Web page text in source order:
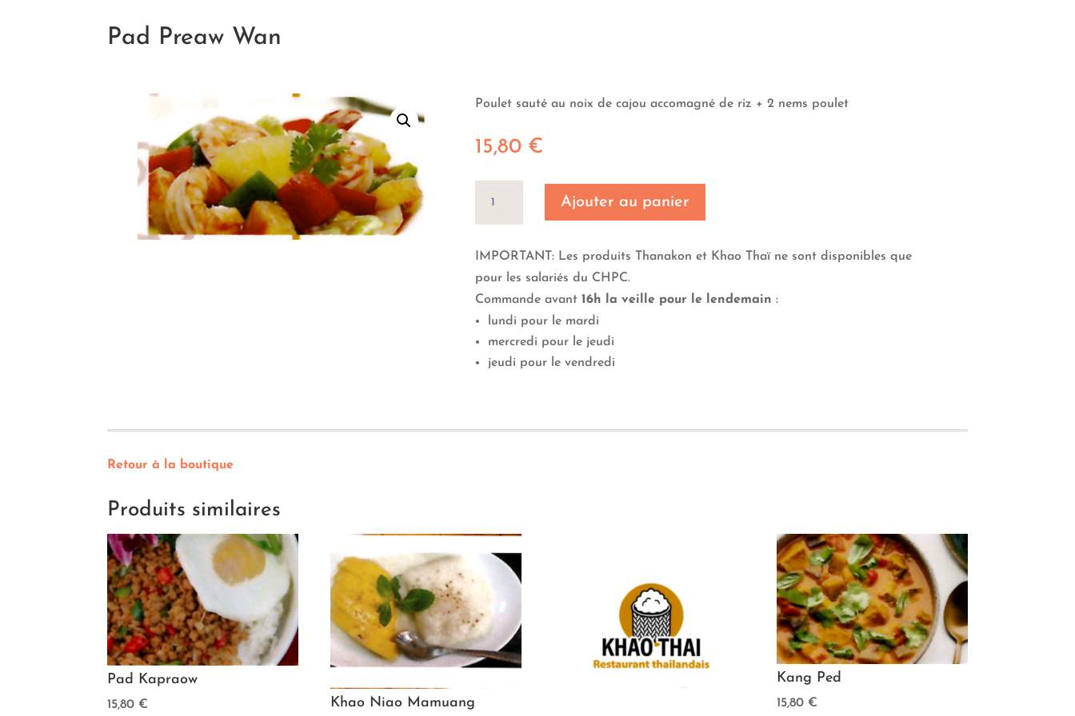
Pad Preaw Wan
Poulet sauté au noix de cajou accomagné de riz + 2 nems poulet
15,80 €
Preaw
Wan
Ajouter au panier
IMPORTANT: Les produits Thanakon et Khao Thaï ne sont disponibles que
pour les salariés du CHPC.
Commande avant 16h la veille pour le lendemain :
lundi pour le mardi
mercredi pour le jeudi
jeudi pour le vendredi
Retour à la boutique
Produits similaires
Pad Kapraow
15,80 € Khao Niao Mamuang
Kang Ped
15,80 €